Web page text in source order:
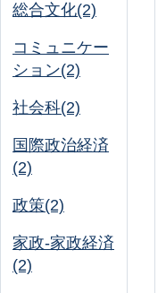
総合文化(2)
コミュニケー
ション(2)
社会科(2)
国際政治経済
(2)
政策(2)
家政-家政経済
(2)